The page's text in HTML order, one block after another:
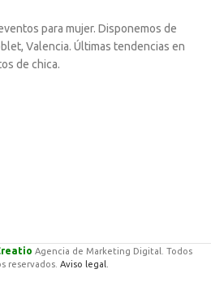
para mujer. Disponemos de
Valencia. Últimas tendencias en
de chica.
Agencia de Marketing Digital. Todos
reservados. Aviso legal.